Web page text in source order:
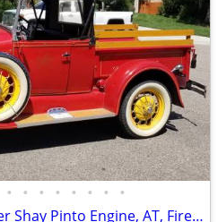
• • • • • • • •
1929 Ford Pickup Roadster Shay Pinto Engine, AT, Fireman Motif